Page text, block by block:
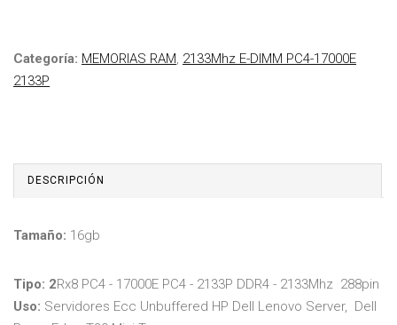
Categoría: MEMORIAS RAM, 2133Mhz E-DIMM PC4-17000E
2133P
DESCRIPCIÓN
Tamaño: 16gb
Tipo: 2Rx8 PC4 - 17000E PC4 - 2133P DDR4 - 2133Mhz 288pin
Uso: Servidores Ecc Unbuffered HP Dell Lenovo Server, Dell